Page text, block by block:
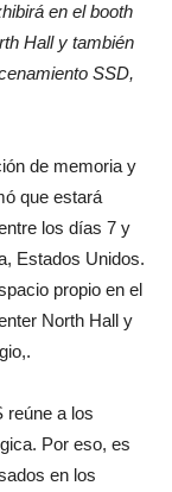
en el booth
Hall y también
SSD,
de memoria y
que estará
los días 7 y
Estados Unidos.
propio en el
North Hall y
reúne a los
Por eso, es
en los